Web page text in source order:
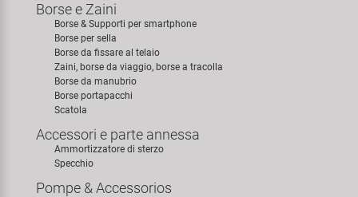
Borse e Zaini
Borse & Supporti per smartphone
Borse per sella
Borse da fissare al telaio
Zaini, borse da viaggio, borse a tracolla
Borse da manubrio
Borse portapacchi
Scatola
Accessori e parte annessa
Ammortizzatore di sterzo
Specchio
Pompe & Accessorios